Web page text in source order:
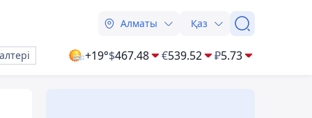
Алматы Қаз
+19°$467.48 €539.52 ₽5.73